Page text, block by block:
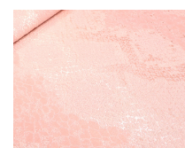
820,00 RSD.